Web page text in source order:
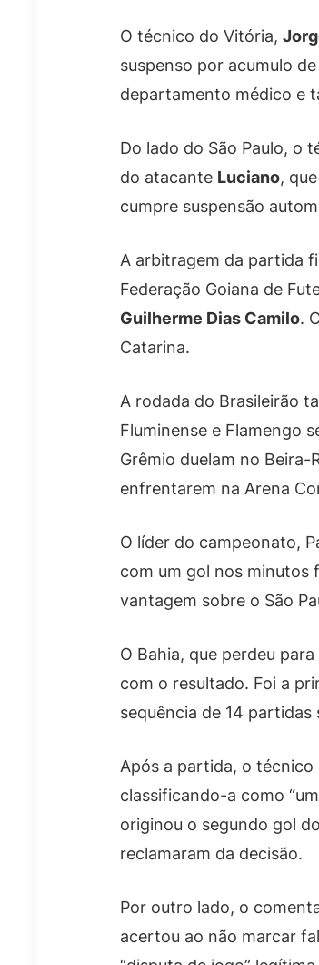
O técnico do Vitória,
suspenso por acumulo
departamento médico e
Do lado do São Paulo, o
do atacante Luciano,
cumpre suspensão
A arbitragem da partida
Federação Goiana de
Guilherme Dias Camilo.
Catarina.
A rodada do Brasileirão
Fluminense e Flamengo
Grêmio duelam no Beira-
enfrentarem na Arena
O líder do campeonato,
com um gol nos minutos
vantagem sobre o São
O Bahia, que perdeu
com o resultado. Foi a
sequência de 14 partidas
Após a partida, o técnico
classificando-a como
originou o segundo gol
reclamaram da decisão.
Por outro lado, o
acertou ao não marcar